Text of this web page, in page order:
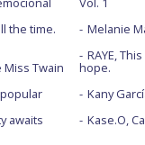
the time.
Miss Twain
awaits
Melanie
RAYE,
hope.
Kany
Kase.O,